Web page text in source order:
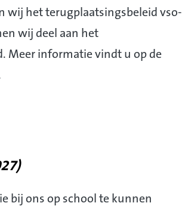
wij het terugplaatsingsbeleid vso-
wij deel aan het
Meer informatie vindt u op de
bij ons op school te kunnen